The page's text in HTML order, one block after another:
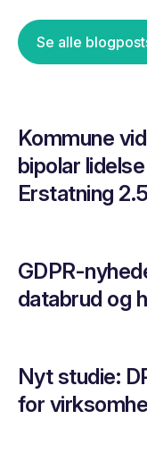
Se alle
Kommune
bipolar
Erstatning
GDPR-
databrud og
Nyt studie:
for